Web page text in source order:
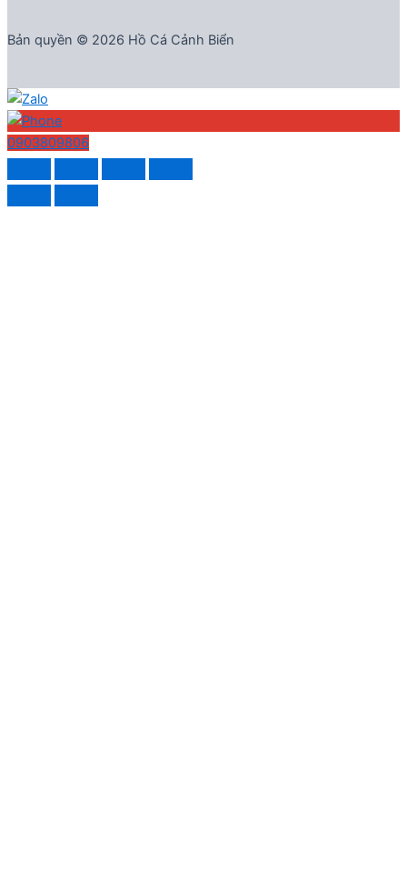
Bản quyền © 2026 Hồ Cá Cảnh Biển
0903809806